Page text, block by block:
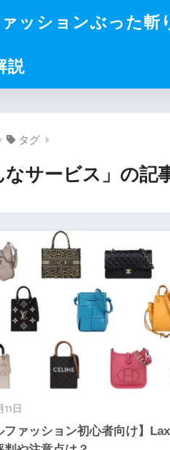
ッションぶった斬
説
タグ
なサービス」の記
日
ファッション初心者向け】